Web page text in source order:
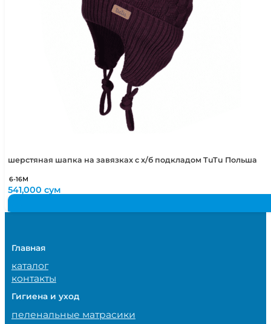
шерстяная шапка на завязках с х/б подкладом TuTu Польша
6-16М
541,000сум
Главная
каталог
контакты
Гигиена и уход
пеленальные матрасики